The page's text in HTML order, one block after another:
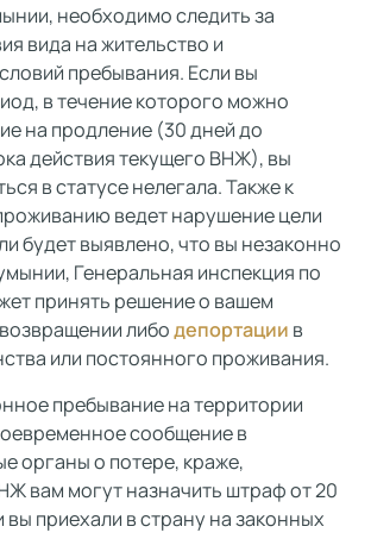
необходимо следить за
вида на жительство и
пребывания. Если вы
в течение которого можно
на продление (30 дней до
действия текущего ВНЖ), вы
в статусе нелегала. Также к
ведет нарушение цели
будет выявлено, что вы незаконно
Генеральная инспекция по
принять решение о вашем
либодепортации в
или постоянного проживания.
пребывание на территории
сообщение в
органы о потере, краже,
вам могут назначить штраф от 20
вы приехали в страну на законных